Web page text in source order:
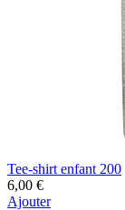
Tee-shirt enfant 200
6,00 €
Ajouter